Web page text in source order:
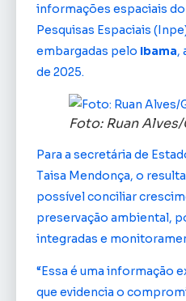
informações espaciais
Pesquisas Espaciais
embargadas pelo Ibama,
de 2025.
Foto: Ruan Alves/
Para a secretária de
Taisa Mendonça, o
possível conciliar
preservação ambiental,
integradas e
“Essa é uma informação
que evidencia o